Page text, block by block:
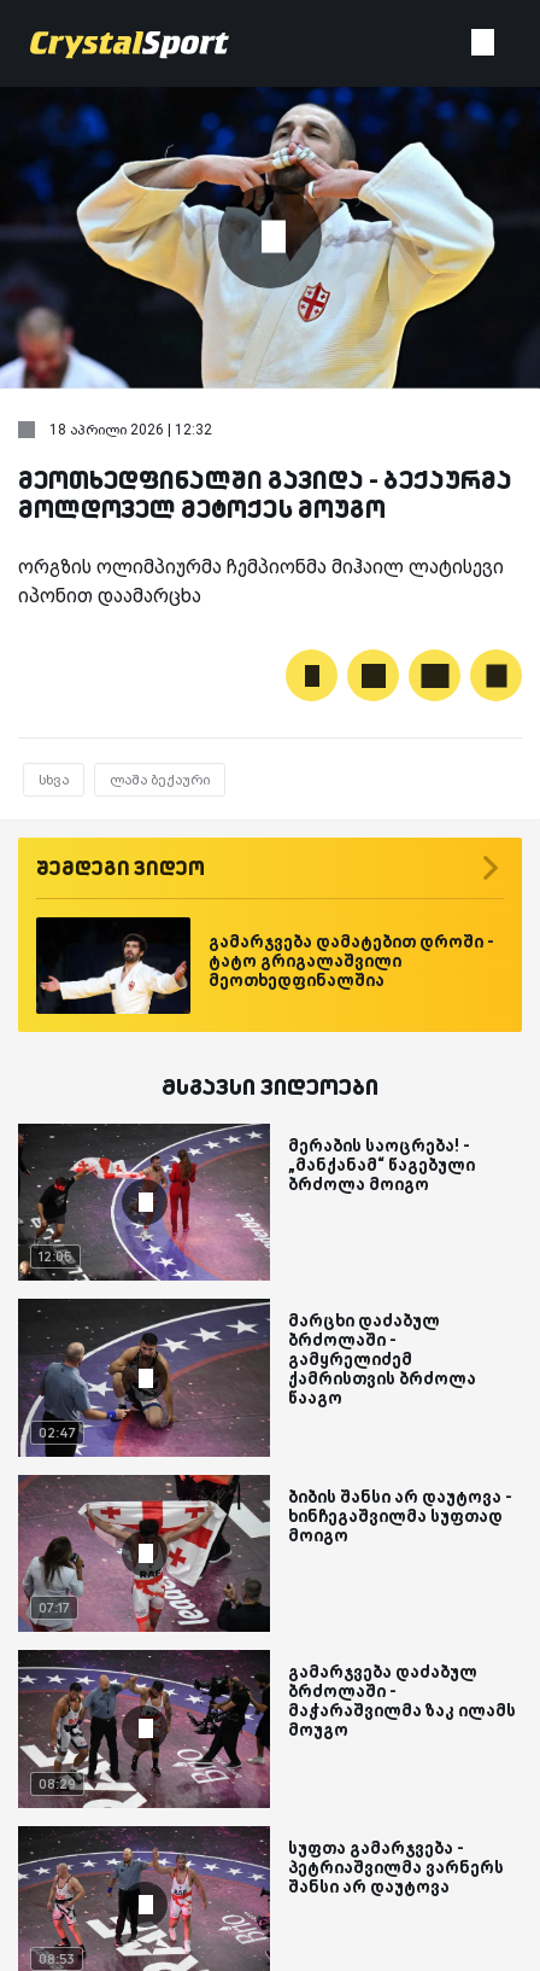
18 აპრილი 2026 | 12:32
მეოთხედფინალში გავიდა - ბექაურმა
მოლდოველ მეტოქეს მოუგო
ორგზის ოლიმპიურმა ჩემპიონმა მიჰაილ ლატისევი
იპონით დაამარცხა
სხვა ლაშა ბექაური
შემდეგი ვიდეო
გამარჯვება დამატებით დროში -
ტატო გრიგალაშვილი
მეოთხედფინალშია
მსგავსი ვიდეოები
12:05
მერაბის საოცრება! -
„მანქანამ“ წაგებული
ბრძოლა მოიგო
02:47
მარცხი დაძაბულ
ბრძოლაში -
გამყრელიძემ
ქამრისთვის ბრძოლა
წააგო
07:17
ბიბის შანსი არ დაუტოვა -
ხინჩეგაშვილმა სუფთად
მოიგო
08:29
გამარჯვება დაძაბულ
ბრძოლაში -
მაჭარაშვილმა ზაკ ილამს
მოუგო
08:53
სუფთა გამარჯვება -
პეტრიაშვილმა ვარნერს
შანსი არ დაუტოვა